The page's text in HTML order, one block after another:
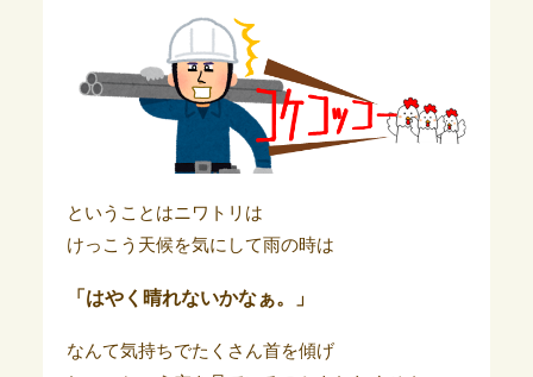
ということはニワトリは
けっこう天候を気にして雨の時は
「はやく晴れないかなぁ。」
なんて気持ちでたくさん首を傾げ